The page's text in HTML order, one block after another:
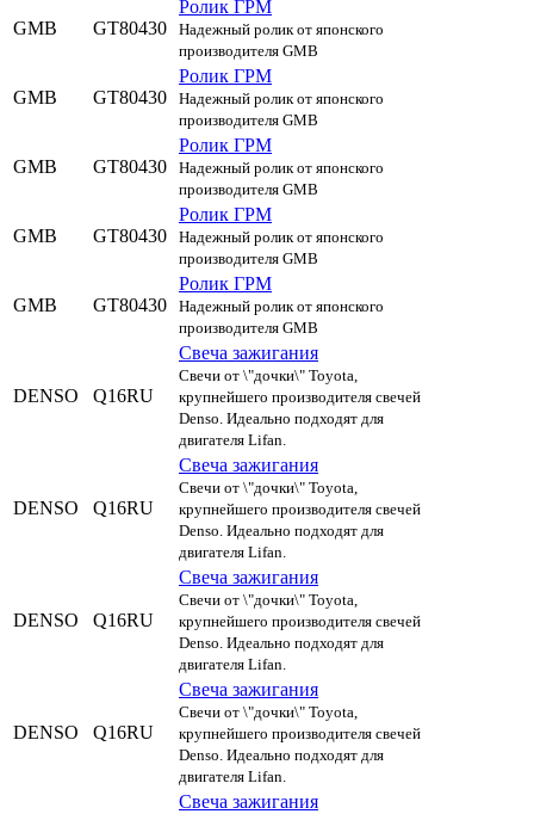
GMB GT80430
Ролик ГРМ
Надежный ролик от японского
производителя GMB
GMB GT80430
Ролик ГРМ
Надежный ролик от японского
производителя GMB
GMB GT80430
Ролик ГРМ
Надежный ролик от японского
производителя GMB
GMB GT80430
Ролик ГРМ
Надежный ролик от японского
производителя GMB
GMB GT80430
Ролик ГРМ
Надежный ролик от японского
производителя GMB
DENSO Q16RU
Свеча зажигания
Свечи от \"дочки\" Toyota,
крупнейшего производителя свечей
Denso. Идеально подходят для
двигателя Lifan.
DENSO Q16RU
Свеча зажигания
Свечи от \"дочки\" Toyota,
крупнейшего производителя свечей
Denso. Идеально подходят для
двигателя Lifan.
DENSO Q16RU
Свеча зажигания
Свечи от \"дочки\" Toyota,
крупнейшего производителя свечей
Denso. Идеально подходят для
двигателя Lifan.
DENSO Q16RU
Свеча зажигания
Свечи от \"дочки\" Toyota,
крупнейшего производителя свечей
Denso. Идеально подходят для
двигателя Lifan.
Свеча зажигания